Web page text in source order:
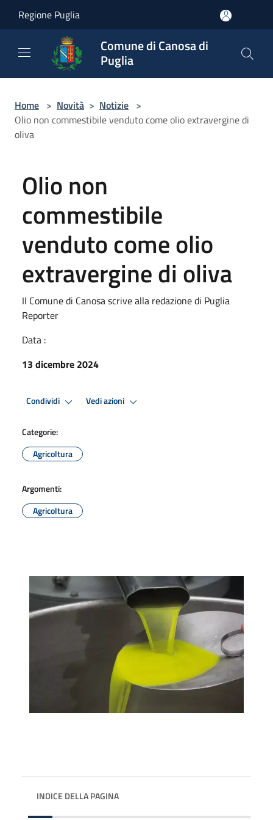
Regione Puglia
Comune di Canosa di
Puglia
Home > Novità > Notizie >
Olio non commestibile venduto come olio extravergine di
oliva
Olio non
commestibile
venduto come olio
extravergine di oliva
Il Comune di Canosa scrive alla redazione di Puglia
Reporter
Data :
13 dicembre 2024
Condividi Vedi azioni
Categorie:
Agricoltura
Argomenti:
Agricoltura
INDICE DELLA PAGINA